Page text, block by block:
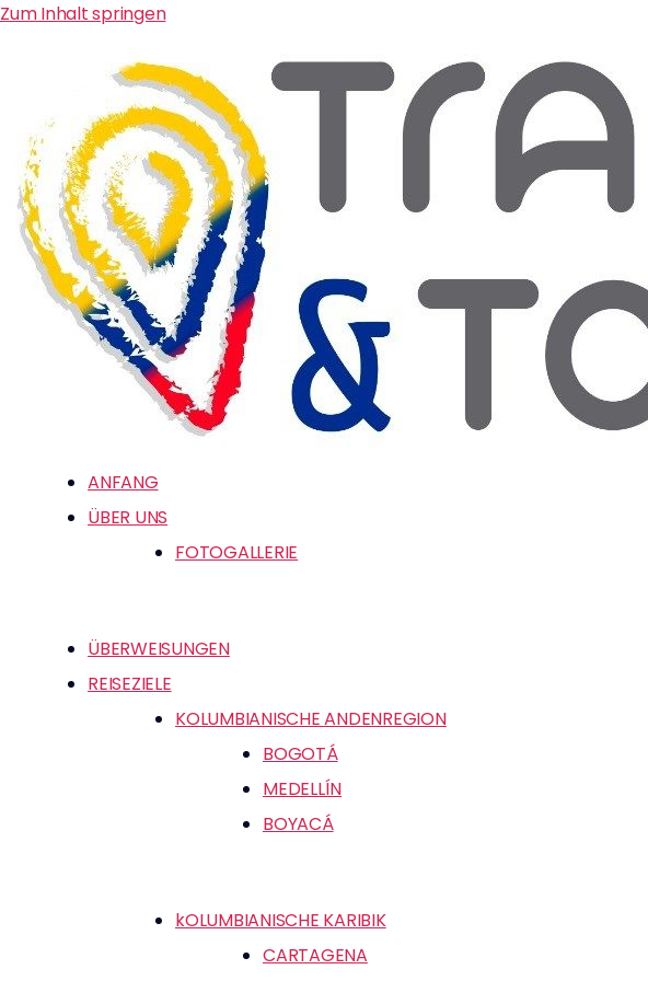
Zum Inhalt springen
ANFANG
ÜBER UNS
FOTOGALLERIE
ÜBERWEISUNGEN
REISEZIELE
KOLUMBIANISCHE ANDENREGION
BOGOTÁ
MEDELLÍN
BOYACÁ
kOLUMBIANISCHE KARIBIK
CARTAGENA